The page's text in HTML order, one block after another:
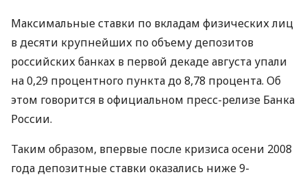
Максимальные ставки по вкладам физических лиц
в десяти крупнейших по объему депозитов
российских банках в первой декаде августа упали
на 0,29 процентного пункта до 8,78 процента. Об
этом говорится в официальном пресс-релизе Банка
России.
Таким образом, впервые после кризиса осени 2008
года депозитные ставки оказались ниже 9-